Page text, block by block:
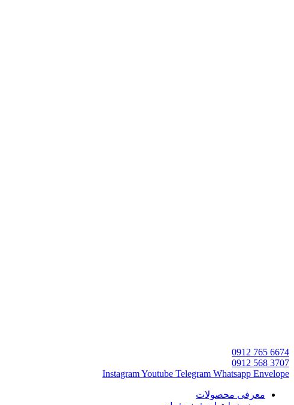
6674 765 0912
3707 568 0912
InstagramYoutube Telegram Whatsapp Envelope
معرفی محصولات